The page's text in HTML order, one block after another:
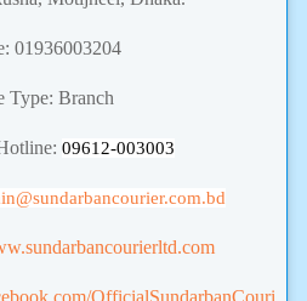
01936003204
Type: Branch
09612-003003
@sundarbancourier.com.bd